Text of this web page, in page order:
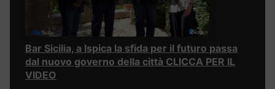
Bar Sicilia, a Ispica la sfida per il futuro passa
dal nuovo governo della città CLICCA PER IL
VIDEO